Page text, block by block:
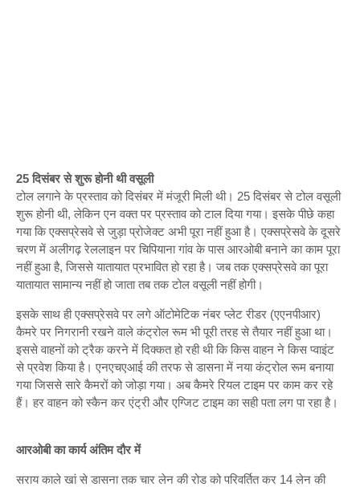
25 दिसंबर से शुरू होनी थी वसूली
टोल लगाने के प्रस्ताव को दिसंबर में मंजूरी मिली थी। 25 दिसंबर से टोल वसूली
शुरू होनी थी, लेकिन एन वक्त पर प्रस्ताव को टाल दिया गया। इसके पीछे कहा
गया कि एक्सप्रेसवे से जुड़ा प्रोजेक्ट अभी पूरा नहीं हुआ है। एक्सप्रेसवे के दूसरे
चरण में अलीगढ़ रेललाइन पर चिपियाना गांव के पास आरओबी बनाने का काम पूरा
नहीं हुआ है, जिससे यातायात प्रभावित हो रहा है। जब तक एक्सप्रेसवे का पूरा
यातायात सामान्य नहीं हो जाता तब तक टोल वसूली नहीं होगी।
इसके साथ ही एक्सप्रेसवे पर लगे ऑटोमेटिक नंबर प्लेट रीडर (एएनपीआर)
कैमरे पर निगरानी रखने वाले कंट्रोल रूम भी पूरी तरह से तैयार नहीं हुआ था।
इससे वाहनों को ट्रैक करने में दिक्कत हो रही थी कि किस वाहन ने किस प्वाइंट
से प्रवेश किया है। एनएचएआई की तरफ से डासना में नया कंट्रोल रूम बनाया
गया जिससे सारे कैमरों को जोड़ा गया। अब कैमरे रियल टाइम पर काम कर रहे
हैं। हर वाहन को स्कैन कर एंट्री और एग्जिट टाइम का सही पता लग पा रहा है।
आरओबी का कार्य अंतिम दौर में
सराय काले खां से डासना तक चार लेन की रोड को परिवर्तित कर 14 लेन की